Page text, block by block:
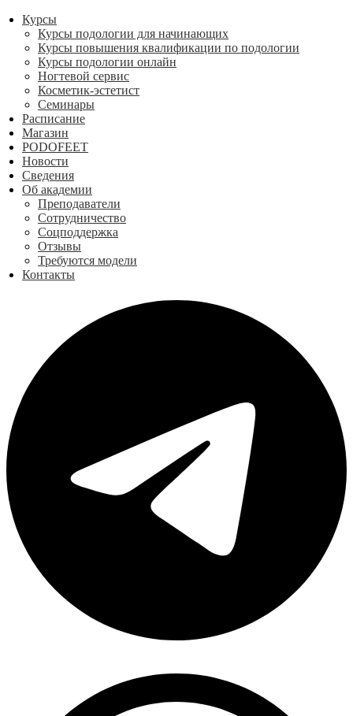
Курсы
Курсы подологии для начинающих
Курсы повышения квалификации по подологии
Курсы подологии онлайн
Ногтевой сервис
Косметик-эстетист
Семинары
Расписание
Магазин
PODOFEET
Новости
Сведения
Об академии
Преподаватели
Сотрудничество
Соцподдержка
Отзывы
Требуются модели
Контакты